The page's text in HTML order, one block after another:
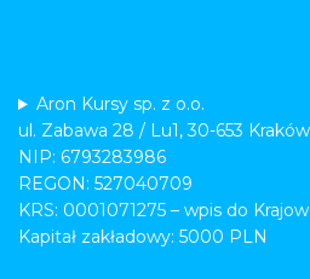
Aron Kursy sp. z o.o.
ul. Zabawa 28 / Lu1, 30-653
NIP: 6793283986
REGON: 527040709
KRS: 0001071275 – wpis do
Kapitał zakładowy: 5000 PLN